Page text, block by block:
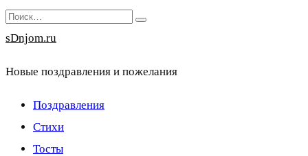
Перейти
к
Search
for:
sDnjom.ru
Новые поздравления и пожелания
Поздравления
Стихи
Тосты